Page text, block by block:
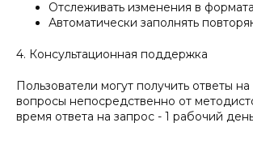
Отслеживать изменения в
Автоматически заполнять
4. Консультационная поддержка
Пользователи могут получить ответы
вопросы непосредственно от
время ответа на запрос - 1 рабочий